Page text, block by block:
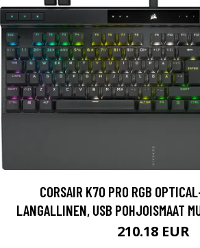
CORSAIR K70 PRO RGB
LANGALLINEN, USB POHJOISMAAT
210.18 EUR